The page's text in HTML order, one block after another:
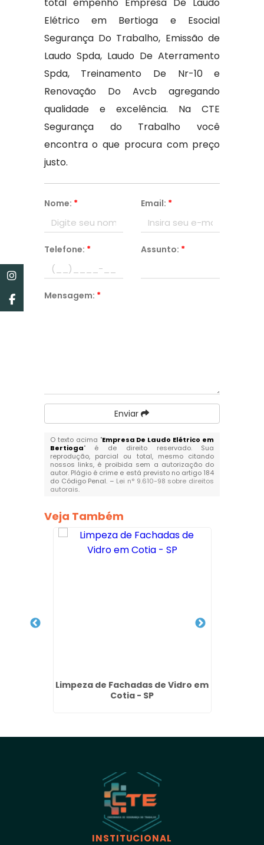
Elétrico em Bertioga e Esocial
Segurança Do Trabalho, Emissão de
Laudo Spda, Laudo De Aterramento
Spda, Treinamento De Nr-10 e
Renovação Do Avcb agregando
qualidade e excelência. Na CTE
Segurança do Trabalho você
encontra o que procura com preço
justo.
Nome: * Email: *
Telefone: * Assunto: *
Mensagem: *
Enviar
O texto acima "Empresa De Laudo Elétrico em
Bertioga" é de direito reservado. Sua
reprodução, parcial ou total, mesmo citando
nossos links, é proibida sem a autorização do
autor. Plágio é crime e está previsto no artigo 184
do Código Penal. – Lei n° 9.610-98 sobre direitos
autorais.
Veja Também
Limpeza de Fachadas de Vidro em
Cotia - SP
INSTITUCIONAL